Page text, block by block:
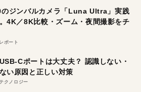
ジンバルカメラ「Luna Ultra」実践
4K／8K比較・ズーム・夜間撮影をチ
レポート
Cポートは大丈夫？ 認識しない・
い原因と正しい対策
クノロジー